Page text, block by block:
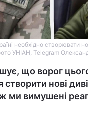
необхідно створювати
УНІАН, Telegram
що ворог
нові
ми вимушені